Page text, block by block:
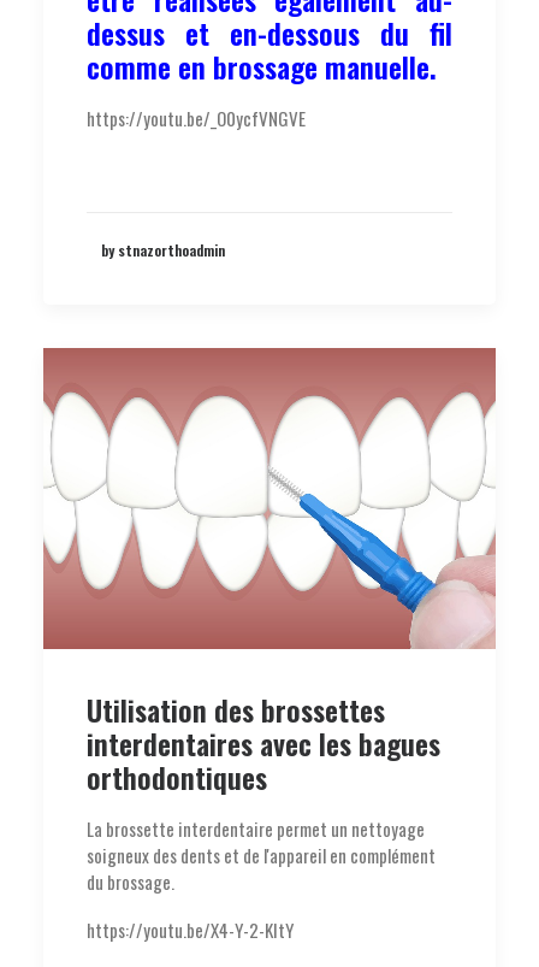
dessus et en-dessous du fil
comme en brossage manuelle.
https://youtu.be/_O0ycfVNGVE
by stnazorthoadmin
Utilisation des brossettes
interdentaires avec les bagues
orthodontiques
La brossette interdentaire permet un nettoyage
soigneux des dents et de l'appareil en complément
du brossage.
https://youtu.be/X4-Y-2-KItY